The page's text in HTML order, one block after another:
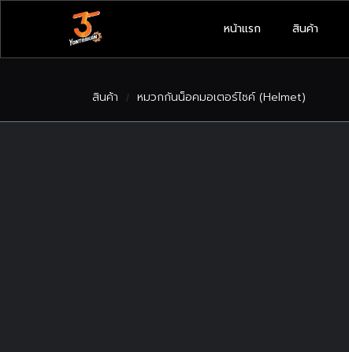
หน้าแรก สินค้า
สินค้า / หมวกกันน็อคมอเตอร์ไซค์ (Helmet)